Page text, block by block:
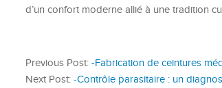
d’un confort moderne allié à une tradition
Previous Post: -Fabrication de ceintures
Next Post: -Contrôle parasitaire : un